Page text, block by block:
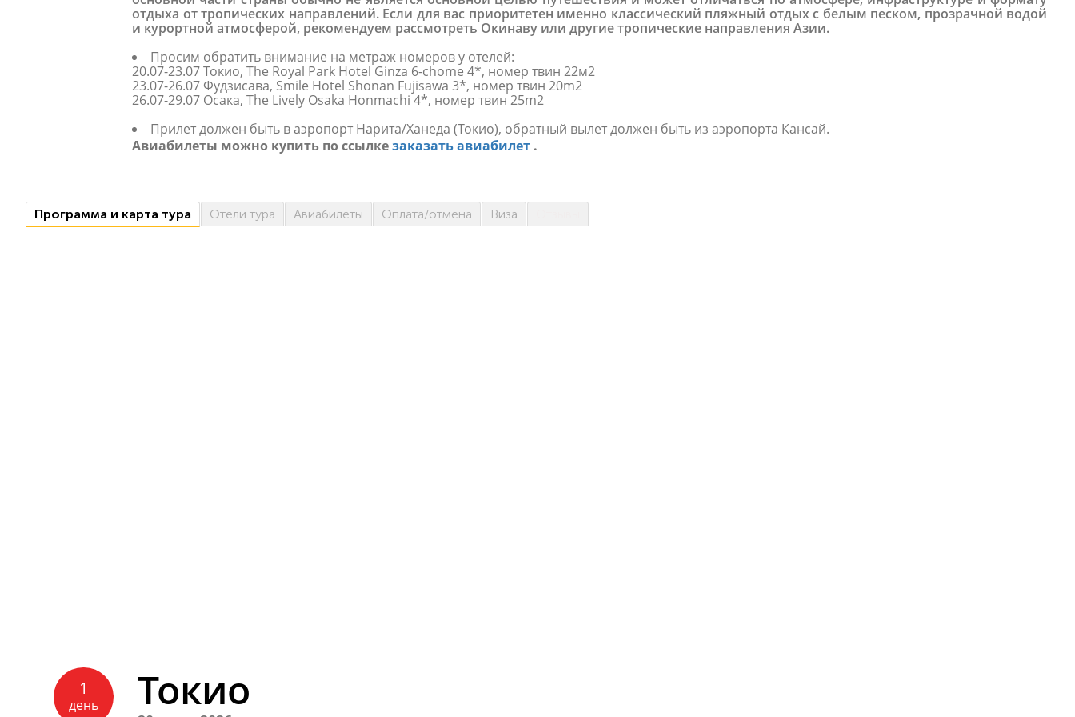
отдыха от тропических направлений. Если для вас приоритетен именно классический пляжный отдых с белым песком, прозрачной водой
и курортной атмосферой, рекомендуем рассмотреть Окинаву или другие тропические направления Азии.
Просим обратить внимание на метраж номеров у отелей:
20.07-23.07 Токио, The Royal Park Hotel Ginza 6-chome 4*, номер твин 22м2
23.07-26.07 Фудзисава, Smile Hotel Shonan Fujisawa 3*, номер твин 20m2
26.07-29.07 Осака, The Lively Osaka Honmachi 4*, номер твин 25m2
Прилет должен быть в аэропорт Нарита/Ханеда (Токио), обратный вылет должен быть из аэропорта Кансай.
Авиабилеты можно купить по ссылкезаказать авиабилет .
Программа и карта тура Отели тура Авиабилеты Оплата/отмена Виза
1
день Токио